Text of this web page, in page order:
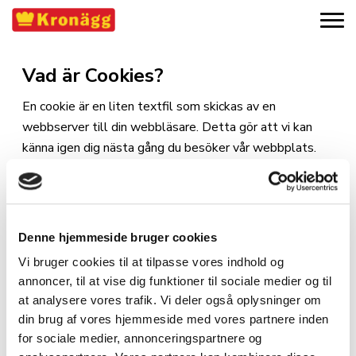
Denne hjemmeside bruger cookies
Vi bruger cookies til at tilpasse vores indhold og
annoncer, til at vise dig funktioner til sociale medier og til
at analysere vores trafik. Vi deler også oplysninger om
din brug af vores hjemmeside med vores partnere inden
for sociale medier, annonceringspartnere og
Vad är Cookies?
En cookie är en liten textfil som skickas av en
webbserver till din webbläsare. Detta gör att vi kan
känna igen dig nästa gång du besöker vår webbplats.
Cookies är nödvändiga för att optimera funktionaliteten
webbplats accepterar du automatiskt cookies.
Hur vi använder Cookies?
Vi sparar ingen personlig information; vi använder endast
cookies för att optimera din surfning på vår webbplats.